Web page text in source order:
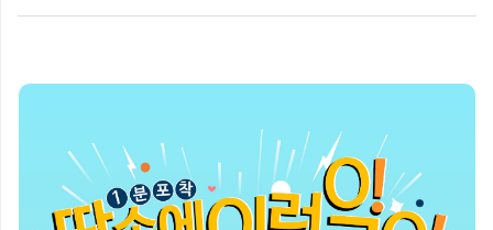
[교육영상] 장주기 지진 헌터스: 고층의 분노, 장주기의 습격! feat.